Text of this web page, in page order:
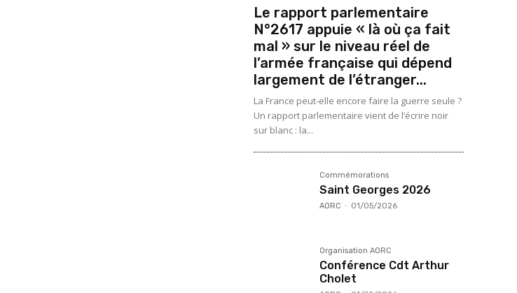
Le rapport parlementaire
N°2617 appuie « là où ça fait
mal » sur le niveau réel de
l’armée française qui dépend
largement de l’étranger...
La France peut-elle encore faire la guerre seule ?
Un rapport parlementaire vient de l’écrire noir
sur blanc : la...
Commémorations
Saint Georges 2026
AORC - 01/05/2026
Organisation AORC
Conférence Cdt Arthur
Cholet